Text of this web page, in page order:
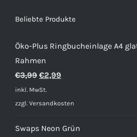
Beliebte Produkte
Öko-Plus Ringbucheinlage A4
Rahmen
€3,99 Ursprünglicher
Preis
war:
€2,99
ist:
inkl. MwSt.
zzgl. Versandkosten
Swaps Neon Grün